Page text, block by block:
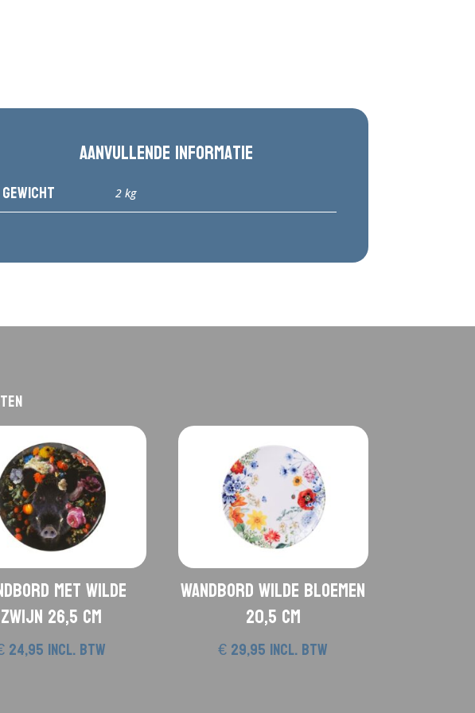
Aanvullende informatie
Gewicht 2 kg
met Wilde
Zwijn 26,5 cm
24,95incl. btw
Wandbord Wilde Bloemen
20,5 cm
€29,95incl. btw